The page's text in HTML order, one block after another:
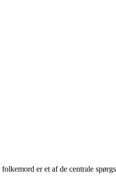
er et af de centrale